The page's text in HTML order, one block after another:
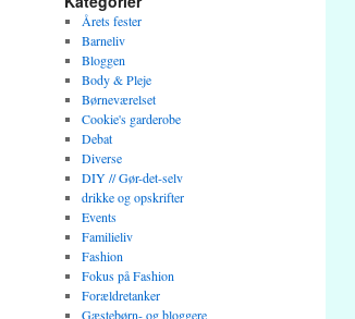
Årets fester
Barneliv
Bloggen
Body & Pleje
Børneværelset
Cookie's garderobe
Debat
Diverse
DIY // Gør-det-selv
drikke og opskrifter
Events
Familieliv
Fashion
Fokus på Fashion
Forældretanker
Gæstebørn- og bloggere